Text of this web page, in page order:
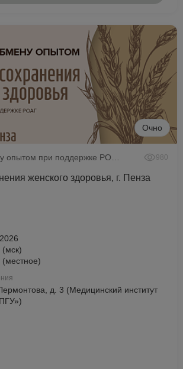
Очно
980
женского здоровья, г. Пенза
д. 3 (Медицинский институт